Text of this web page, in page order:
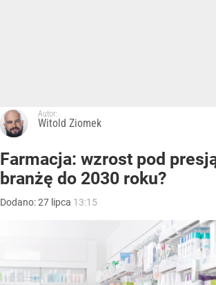
Autor:
Witold Ziomek
Farmacja: wzrost pod
branżę do 2030 roku?
Dodano:27 lipca 13:15